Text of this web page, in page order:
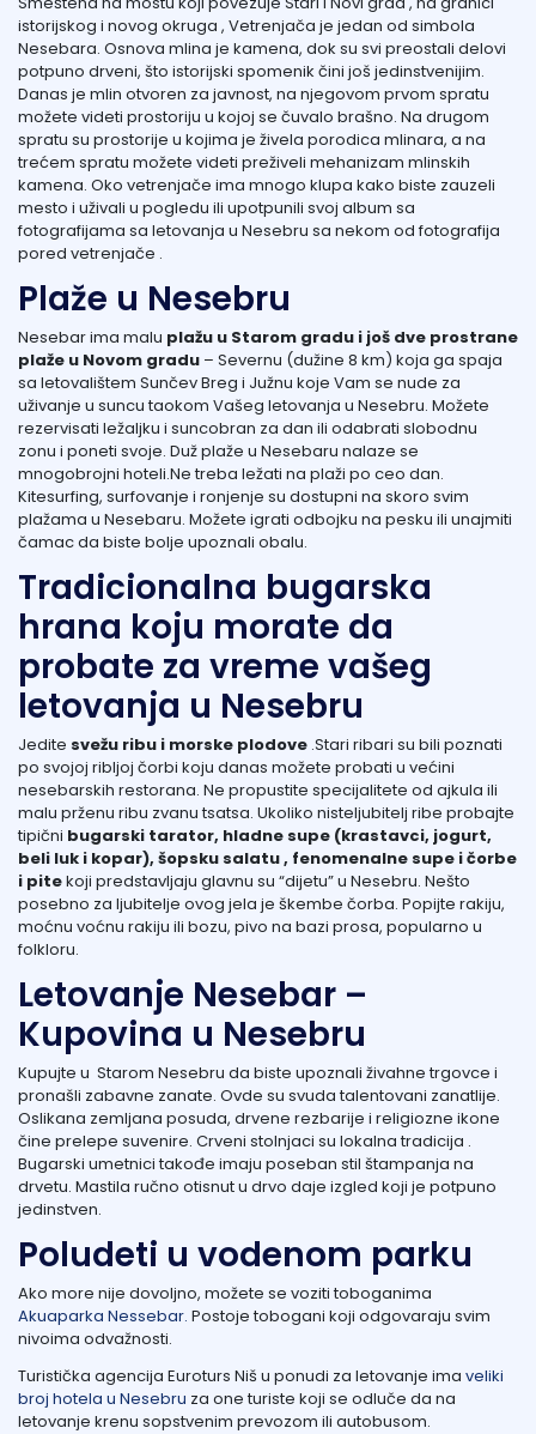
istorijskog i novog okruga , Vetrenjača je jedan od simbola
Nesebara. Osnova mlina je kamena, dok su svi preostali delovi
potpuno drveni, što istorijski spomenik čini još jedinstvenijim.
Danas je mlin otvoren za javnost, na njegovom prvom spratu
možete videti prostoriju u kojoj se čuvalo brašno. Na drugom
spratu su prostorije u kojima je živela porodica mlinara, a na
trećem spratu možete videti preživeli mehanizam mlinskih
kamena. Oko vetrenjače ima mnogo klupa kako biste zauzeli
mesto i uživali u pogledu ili upotpunili svoj album sa
fotografijama sa letovanja u Nesebru sa nekom od fotografija
pored vetrenjače .
Plaže u Nesebru
Nesebar ima malu plažu u Starom gradu i još dve prostrane
plaže u Novom gradu – Severnu (dužine 8 km) koja ga spaja
sa letovalištem Sunčev Breg i Južnu koje Vam se nude za
uživanje u suncu taokom Vašeg letovanja u Nesebru. Možete
rezervisati ležaljku i suncobran za dan ili odabrati slobodnu
zonu i poneti svoje. Duž plaže u Nesebaru nalaze se
mnogobrojni hoteli.Ne treba ležati na plaži po ceo dan.
Kitesurfing, surfovanje i ronjenje su dostupni na skoro svim
plažama u Nesebaru. Možete igrati odbojku na pesku ili unajmiti
čamac da biste bolje upoznali obalu.
Tradicionalna bugarska
hrana koju morate da
probate za vreme vašeg
letovanja u Nesebru
Jedite svežu ribu i morske plodove .Stari ribari su bili poznati
po svojoj ribljoj čorbi koju danas možete probati u većini
nesebarskih restorana. Ne propustite specijalitete od ajkula ili
malu prženu ribu zvanu tsatsa. Ukoliko nisteljubitelj ribe probajte
tipični bugarski tarator, hladne supe (krastavci, jogurt,
beli luk i kopar), šopsku salatu , fenomenalne supe i čorbe
i pitekoji predstavljaju glavnu su “dijetu” u Nesebru. Nešto
posebno za ljubitelje ovog jela je škembe čorba. Popijte rakiju,
moćnu voćnu rakiju ili bozu, pivo na bazi prosa, popularno u
folkloru.
Letovanje Nesebar –
Kupovina u Nesebru
Kupujte u Starom Nesebru da biste upoznali živahne trgovce i
pronašli zabavne zanate. Ovde su svuda talentovani zanatlije.
Oslikana zemljana posuda, drvene rezbarije i religiozne ikone
čine prelepe suvenire. Crveni stolnjaci su lokalna tradicija .
Bugarski umetnici takođe imaju poseban stil štampanja na
drvetu. Mastila ručno otisnut u drvo daje izgled koji je potpuno
jedinstven.
Poludeti u vodenom parku
Ako more nije dovoljno, možete se voziti toboganima
Akuaparka Nessebar. Postoje tobogani koji odgovaraju svim
nivoima odvažnosti.
Turistička agencija Euroturs Niš u ponudi za letovanje ima veliki
broj hotela u Nesebru za one turiste koji se odluče da na
letovanje krenu sopstvenim prevozom ili autobusom.